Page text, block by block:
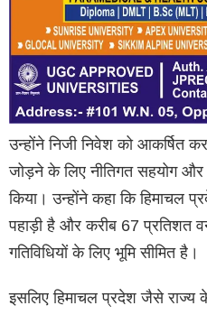
उन्होंने निजी निवेश को आकर्षित
जोड़ने के लिए नीतिगत सहयोग और
किया। उन्होंने कहा कि हिमाचल
पहाड़ी है और करीब 67 प्रतिशत
गतिविधियों के लिए भूमि सीमित है।
इसलिए हिमाचल प्रदेश जैसे राज्य